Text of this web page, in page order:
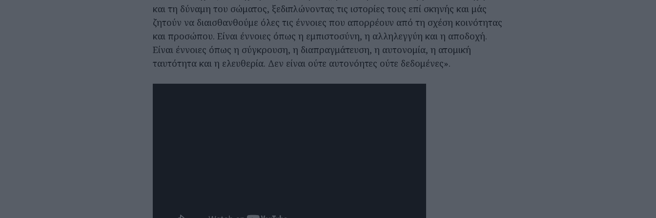
και τη δύναμη του σώματος, ξεδιπλώνοντας τις ιστορίες τους επί σκηνής και μάς
ζητούν να διαισθανθούμε όλες τις έννοιες που απορρέουν από τη σχέση κοινότητας
και προσώπου. Είναι έννοιες όπως η εμπιστοσύνη, η αλληλεγγύη και η αποδοχή.
Είναι έννοιες όπως η σύγκρουση, η διαπραγμάτευση, η αυτονομία, η ατομική
ταυτότητα και η ελευθερία. Δεν είναι ούτε αυτονόητες ούτε δεδομένες».